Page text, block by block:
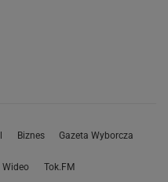
Biznes Gazeta Wyborcza
Wideo Tok.FM